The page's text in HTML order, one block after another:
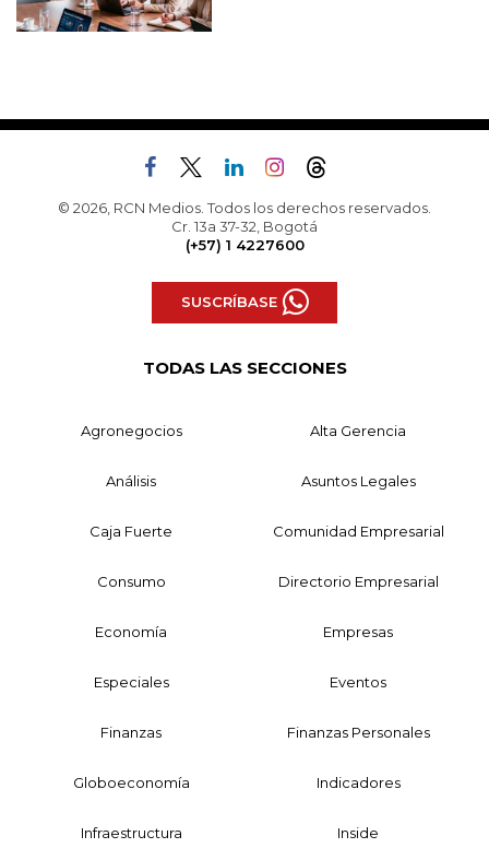
© 2026, RCN Medios. Todos los derechos reservados.
Cr. 13a 37-32, Bogotá
(+57) 1 4227600
SUSCRÍBASE
TODAS LAS SECCIONES
Agronegocios Alta Gerencia
Análisis Asuntos Legales
Caja Fuerte Comunidad Empresarial
Consumo Directorio Empresarial
Economía Empresas
Especiales Eventos
Finanzas Finanzas Personales
Globoeconomía Indicadores
Infraestructura Inside